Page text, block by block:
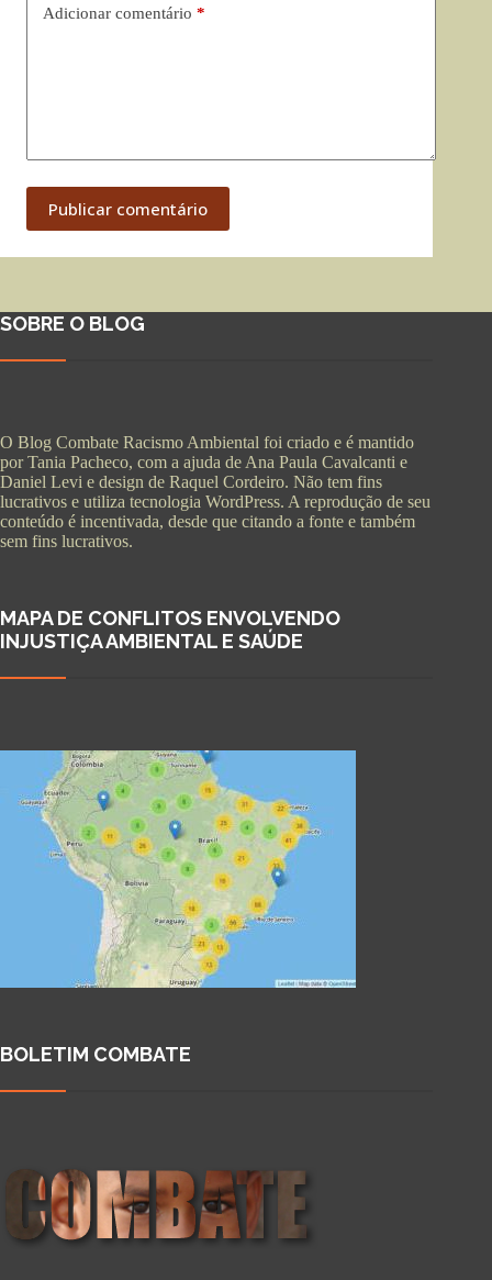
Adicionar comentário *
Publicar comentário
SOBRE O BLOG
O Blog Combate Racismo Ambiental foi criado e é mantido
por Tania Pacheco, com a ajuda de Ana Paula Cavalcanti e
Daniel Levi e design de Raquel Cordeiro. Não tem fins
lucrativos e utiliza tecnologia WordPress. A reprodução de seu
conteúdo é incentivada, desde que citando a fonte e também
sem fins lucrativos.
MAPA DE CONFLITOS ENVOLVENDO
INJUSTIÇA AMBIENTAL E SAÚDE
BOLETIM COMBATE